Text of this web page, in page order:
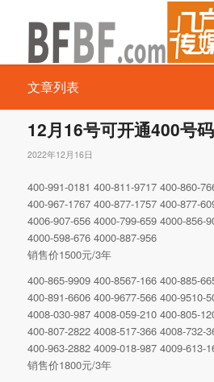
文章列表
12月16号可开通400号
2022年12月16日
400-991-0181 400-811-9717 400-860-
400-967-1767 400-877-1757 400-877-
4006-907-656 4000-799-659 4000-856-
4000-598-676 4000-887-956
销售价1500元/3年
400-865-9909 400-8567-166 400-885-
400-891-6606 400-9677-566 400-9510-
4008-030-987 4008-059-210 400-805-
400-807-2822 4008-517-366 4008-732-
400-963-2882 4009-018-987 4009-613-
销售价1800元/3年